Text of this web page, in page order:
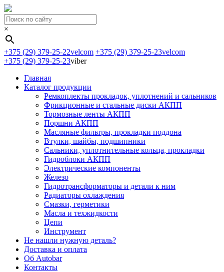
×
+375 (29) 379-25-22velcom +375 (29) 379-25-23velcom
+375 (29) 379-25-23viber
Главная
Каталог продукции
Ремкоплекты прокладок, уплотнений и сальников
Фрикционные и стальные диски АКПП
Тормозные ленты АКПП
Поршни АКПП
Масляные фильтры, прокладки поддона
Втулки, шайбы, подшипники
Сальники, уплотнительные кольца, прокладки
Гидроблоки АКПП
Электрические компоненты
Железо
Гидротрансформаторы и детали к ним
Радиаторы охлаждения
Смазки, герметики
Масла и техжидкости
Цепи
Инструмент
Не нашли нужную деталь?
Доставка и оплата
Об Autobar
Контакты